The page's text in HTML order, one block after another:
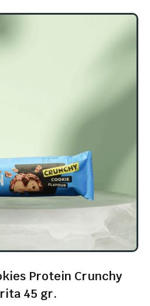
Protein Crunchy
45 gr.